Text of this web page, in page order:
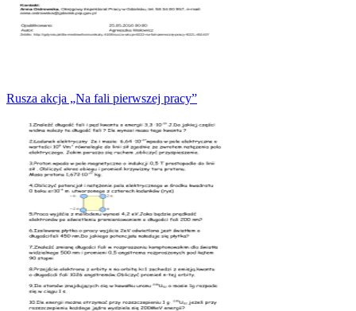
Rusza akcja „Na fali pierwszej pracy”